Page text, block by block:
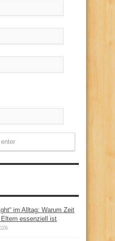
im Alltag: Warum Zeit
essenziell ist